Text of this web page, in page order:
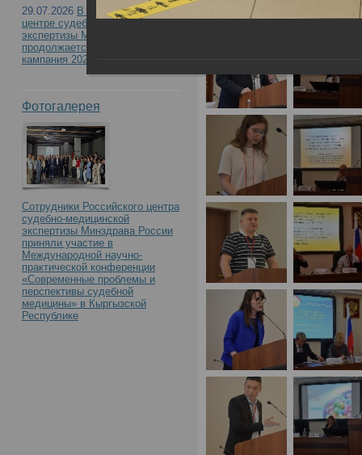
участием «Судебно-
материалам дела:
вопросы и экспертная
17.05.2024 в РЦСМЭ
29.07.2026 В Российском
центре судебно-медицинской
экспертизы Минздрава России
продолжается приемная
кампания 2026
Фотогалерея
Сотрудники Российского центра
судебно-медицинской
экспертизы Минздрава России
приняли участие в
Международной научно-
практической конференции
«Современные проблемы и
перспективы судебной
медицины» в Кыргызской
Республике